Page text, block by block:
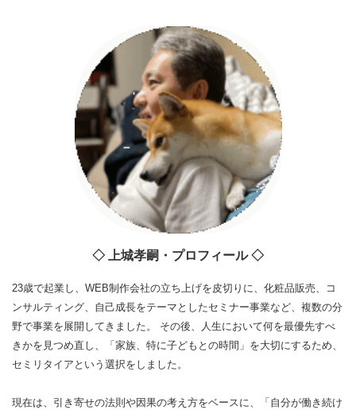
◇ 上城孝嗣・プロフィール ◇
23歳で起業し、WEB制作会社の立ち上げを皮切りに、化粧品販売、コ
ンサルティング、自己成長をテーマとしたセミナー事業など、複数の分
野で事業を展開してきました。 その後、人生において何を最優先すべ
きかを見つめ直し、「家族、特に子どもとの時間」を大切にするため、
セミリタイアという選択をしました。
現在は、引き寄せの法則や因果の考え方をベースに、「自分が働き続け